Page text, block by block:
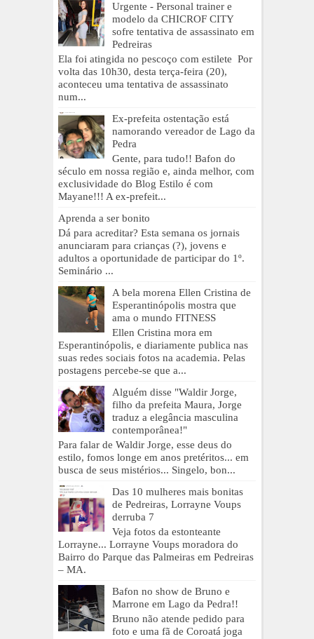
Urgente - Personal trainer e
modelo da CHICROF CITY
sofre tentativa de assassinato em
Pedreiras
Ela foi atingida no pescoço com estilete Por
volta das 10h30, desta terça-feira (20),
aconteceu uma tentativa de assassinato
num...
Ex-prefeita ostentação está
namorando vereador de Lago da
Pedra
Gente, para tudo!! Bafon do
século em nossa região e, ainda melhor, com
exclusividade do Blog Estilo é com
Mayane!!! A ex-prefeit...
Aprenda a ser bonito
Dá para acreditar? Esta semana os jornais
anunciaram para crianças (?), jovens e
adultos a oportunidade de participar do 1º.
Seminário ...
A bela morena Ellen Cristina de
Esperantinópolis mostra que
ama o mundo FITNESS
Ellen Cristina mora em
Esperantinópolis, e diariamente publica nas
suas redes sociais fotos na academia. Pelas
postagens percebe-se que a...
Alguém disse "Waldir Jorge,
filho da prefeita Maura, Jorge
traduz a elegância masculina
contemporânea!"
Para falar de Waldir Jorge, esse deus do
estilo, fomos longe em anos pretéritos... em
busca de seus mistérios... Singelo, bon...
Das 10 mulheres mais bonitas
de Pedreiras, Lorrayne Voups
derruba 7
Veja fotos da estonteante
Lorrayne... Lorrayne Voups moradora do
Bairro do Parque das Palmeiras em Pedreiras
– MA.
Bafon no show de Bruno e
Marrone em Lago da Pedra!!
Bruno não atende pedido para
foto e uma fã de Coroatá joga